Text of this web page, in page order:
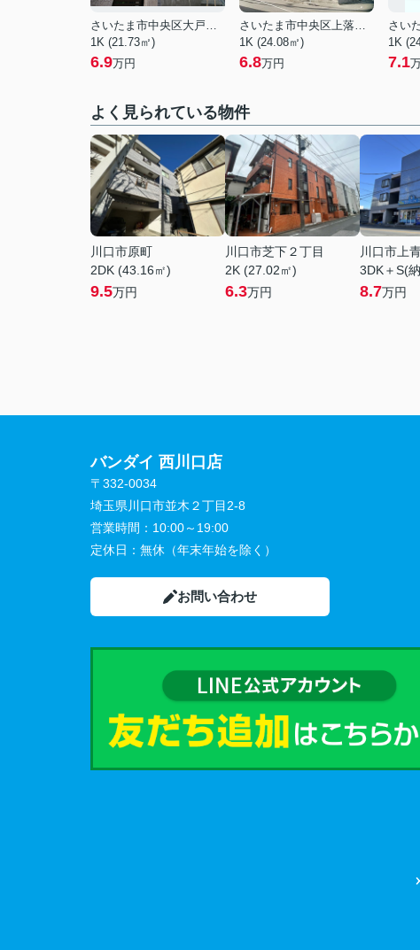
さいたま市中央区大戸１丁目
1K (21.73㎡)
6.9万円
さいたま市中央区上落合９丁目
1K (24.08㎡)
6.8万円
1K
7.1
よく見られている物件
川口市原町
2DK (43.16㎡)
9.5万円
川口市芝下２丁目
2K (27.02㎡)
6.3万円
川口市上
3DK＋S(
8.7万円
バンダイ 西川口店
〒332-0034
埼玉県川口市並木２丁目2-8
営業時間： 10:00～19:00
定休日： 無休（年末年始を除く）
お問い合わせ